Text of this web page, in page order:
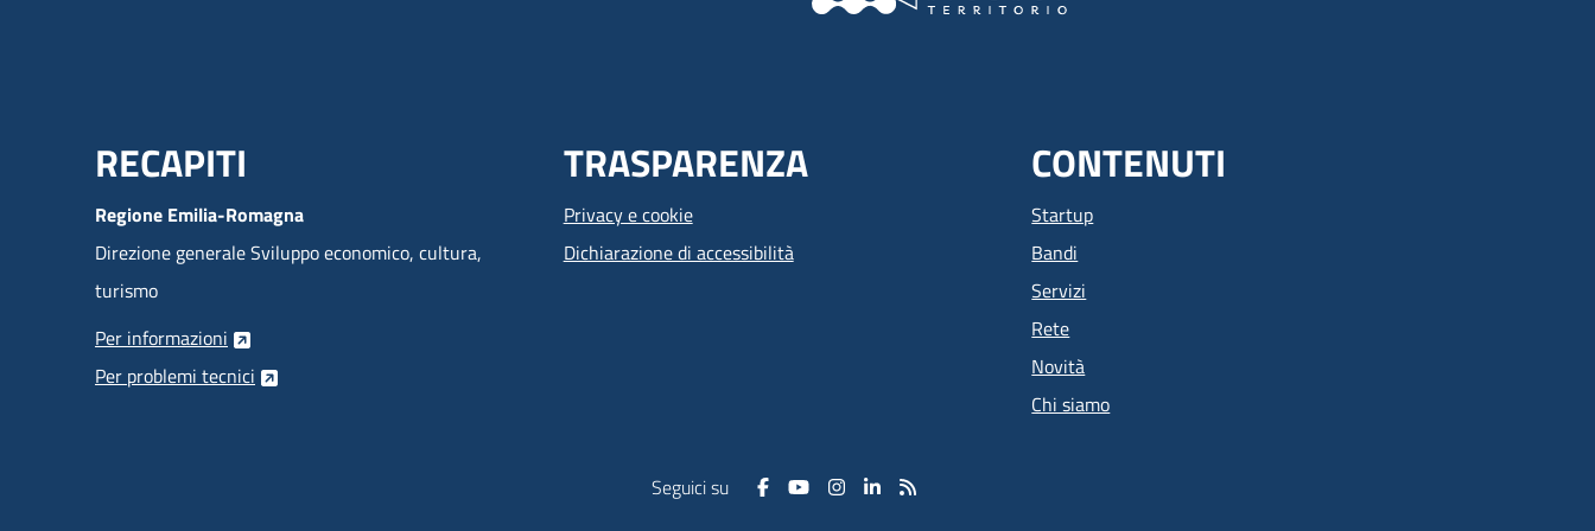
Menu Footer
RECAPITI
Regione Emilia-Romagna
Direzione generale Sviluppo economico, cultura,
turismo
Per informazioni
Per problemi tecnici
TRASPARENZA
Privacy e cookie
Dichiarazione di accessibilità
CONTENUTI
Startup
Bandi
Servizi
Rete
Novità
Chi siamo
Seguici su